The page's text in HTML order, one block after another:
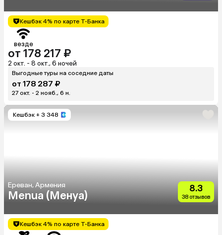
Кешбэк 4% по карте Т-Банка
везде
от 178 217 ₽
2 окт. - 8 окт., 6 ночей
Выгодные туры на соседние даты
от 178 287 ₽
27 окт. - 2 нояб., 6 н.
Кешбэк + 3 348
Ереван, Армения
Menua (Менуа)
8.3
38 отзывов
Кешбэк 4% по карте Т-Банка